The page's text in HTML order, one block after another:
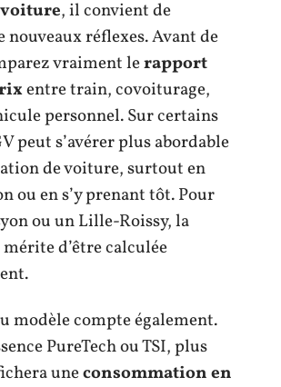
, il convient de
nouveaux réflexes. Avant de
vraiment lerapport
entre train, covoiturage,
personnel. Sur certains
peut s’avérer plus abordable
de voiture, surtout en
ou en s’y prenant tôt. Pour
ou un Lille-Roissy, la
d’être calculée
modèle compte également.
PureTech ou TSI, plus
uneconsommation en